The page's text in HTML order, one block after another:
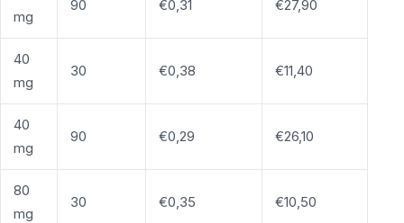
mg
90 €0,31 €27,90
40
mg
30 €0,38 €11,40
40
mg
90 €0,29 €26,10
80
mg
30 €0,35 €10,50